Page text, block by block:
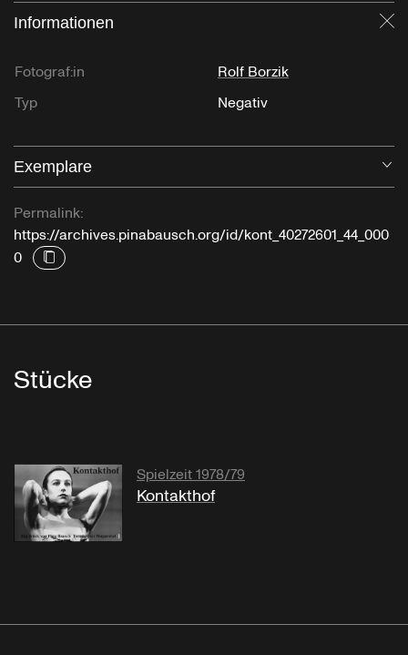
Informationen
Fotograf:in
Rolf Borzik
Typ
Negativ
Exemplare
Permalink:
https://archives.pinabausch.org/id/kont_40272601_44_000
0
Stücke
Spielzeit 1978/79
Kontakthof